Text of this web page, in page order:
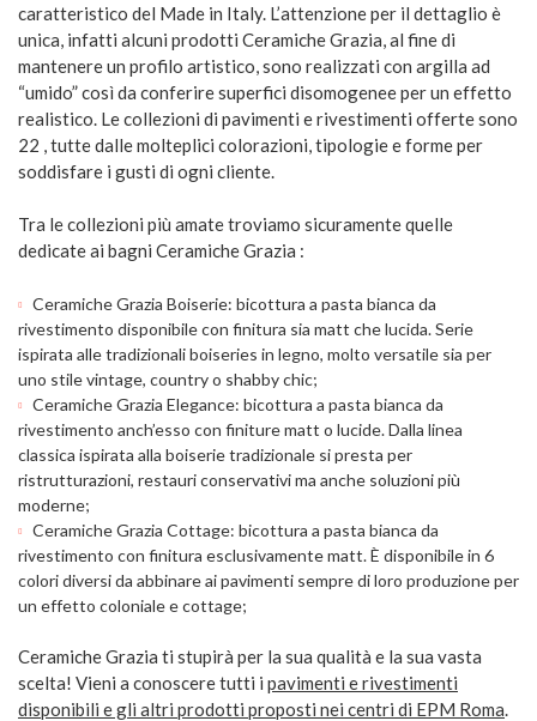
caratteristico del Made in Italy. L’attenzione per il dettaglio è
unica, infatti alcuni prodotti Ceramiche Grazia, al fine di
mantenere un profilo artistico, sono realizzati con argilla ad
“umido” così da conferire superfici disomogenee per un effetto
realistico. Le collezioni di pavimenti e rivestimenti offerte sono
22 , tutte dalle molteplici colorazioni, tipologie e forme per
soddisfare i gusti di ogni cliente.
Tra le collezioni più amate troviamo sicuramente quelle
dedicate ai bagni Ceramiche Grazia :
Ceramiche Grazia Boiserie: bicottura a pasta bianca da
rivestimento disponibile con finitura sia matt che lucida. Serie
ispirata alle tradizionali boiseries in legno, molto versatile sia per
uno stile vintage, country o shabby chic;
Ceramiche Grazia Elegance: bicottura a pasta bianca da
rivestimento anch’esso con finiture matt o lucide. Dalla linea
classica ispirata alla boiserie tradizionale si presta per
ristrutturazioni, restauri conservativi ma anche soluzioni più
moderne;
Ceramiche Grazia Cottage: bicottura a pasta bianca da
rivestimento con finitura esclusivamente matt. È disponibile in 6
colori diversi da abbinare ai pavimenti sempre di loro produzione per
un effetto coloniale e cottage;
Ceramiche Grazia ti stupirà per la sua qualità e la sua vasta
scelta! Vieni a conoscere tutti i pavimenti e rivestimenti
disponibili e gli altri prodotti proposti nei centri di EPM Roma.